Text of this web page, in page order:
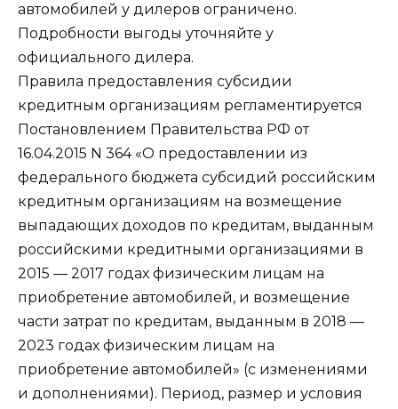
автомобилей у дилеров ограничено.
Подробности выгоды уточняйте у
официального дилера.
Правила предоставления субсидии
кредитным организациям регламентируется
Постановлением Правительства РФ от
16.04.2015 N 364 «О предоставлении из
федерального бюджета субсидий российским
кредитным организациям на возмещение
выпадающих доходов по кредитам, выданным
российскими кредитными организациями в
2015 — 2017 годах физическим лицам на
приобретение автомобилей, и возмещение
части затрат по кредитам, выданным в 2018 —
2023 годах физическим лицам на
приобретение автомобилей» (с изменениями
и дополнениями). Период, размер и условия